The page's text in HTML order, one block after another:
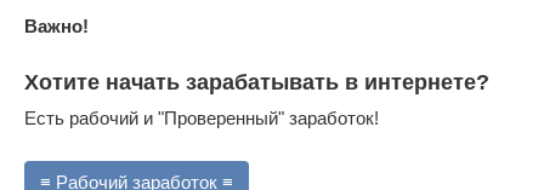
Важно!
Хотите начать зарабатывать в интернете?
Есть рабочий и "Проверенный" заработок!
≡ Рабочий заработок ≡